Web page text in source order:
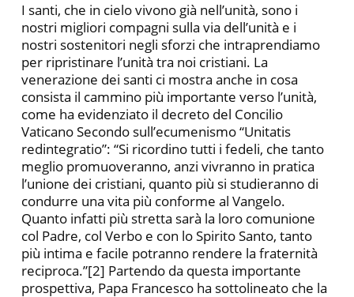
I santi, che in cielo vivono già nell’unità, sono i
nostri migliori compagni sulla via dell’unità e i
nostri sostenitori negli sforzi che intraprendiamo
per ripristinare l’unità tra noi cristiani. La
venerazione dei santi ci mostra anche in cosa
consista il cammino più importante verso l’unità,
come ha evidenziato il decreto del Concilio
Vaticano Secondo sull’ecumenismo “Unitatis
redintegratio”: “Si ricordino tutti i fedeli, che tanto
meglio promuoveranno, anzi vivranno in pratica
l’unione dei cristiani, quanto più si studieranno di
condurre una vita più conforme al Vangelo.
Quanto infatti più stretta sarà la loro comunione
col Padre, col Verbo e con lo Spirito Santo, tanto
più intima e facile potranno rendere la fraternità
reciproca.”[2] Partendo da questa importante
prospettiva, Papa Francesco ha sottolineato che la